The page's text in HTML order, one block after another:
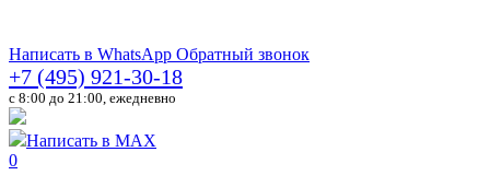
Написать в WhatsApp Обратный звонок
+7 (495) 921-30-18
c 8:00 до 21:00, ежедневно
Написать в MAX
0